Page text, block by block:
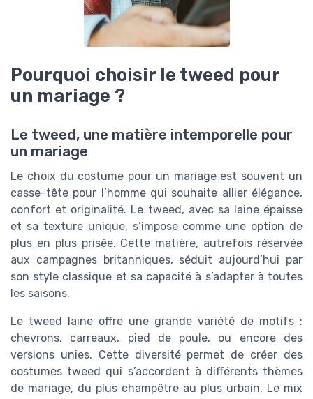
Pourquoi choisir le tweed pour
un mariage ?
Le tweed, une matière intemporelle pour
un mariage
Le choix du costume pour un mariage est souvent un
casse-tête pour l’homme qui souhaite allier élégance,
confort et originalité. Le tweed, avec sa laine épaisse
et sa texture unique, s’impose comme une option de
plus en plus prisée. Cette matière, autrefois réservée
aux campagnes britanniques, séduit aujourd’hui par
son style classique et sa capacité à s’adapter à toutes
les saisons.
Le tweed laine offre une grande variété de motifs :
chevrons, carreaux, pied de poule, ou encore des
versions unies. Cette diversité permet de créer des
costumes tweed qui s’accordent à différents thèmes
de mariage, du plus champêtre au plus urbain. Le mix